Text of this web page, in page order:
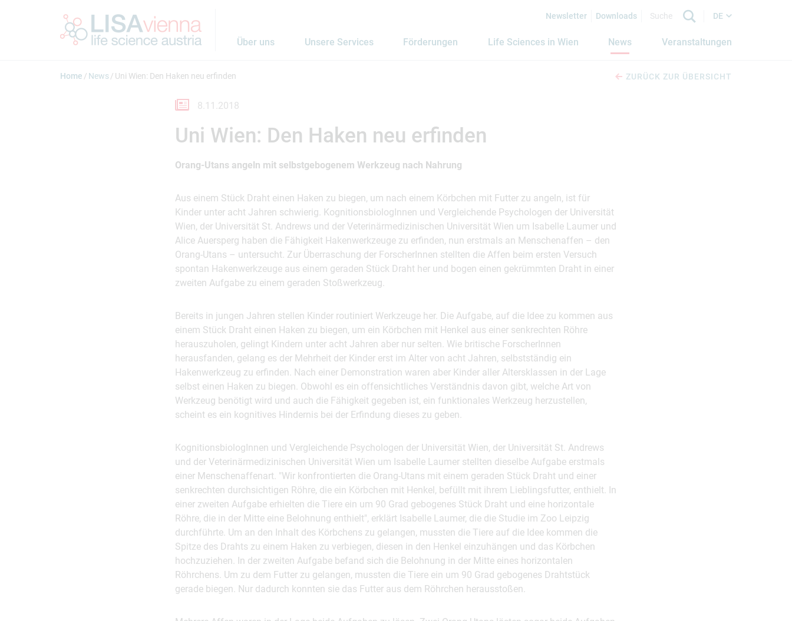
Newsletter Downloads DE
Über uns Unsere Services Förderungen Life Sciences in Wien News Veranstaltungen
Home News Uni Wien: Den Haken neu erfinden ZURÜCK ZUR ÜBERSICHT
8.11.2018
Uni Wien: Den Haken neu erfinden
Orang-Utans angeln mit selbstgebogenem Werkzeug nach Nahrung
Aus einem Stück Draht einen Haken zu biegen, um nach einem Körbchen mit Futter zu angeln, ist für
Kinder unter acht Jahren schwierig. KognitionsbiologInnen und Vergleichende Psychologen der Universität
Wien, der Universität St. Andrews und der Veterinärmedizinischen Universität Wien um Isabelle Laumer und
Alice Auersperg haben die Fähigkeit Hakenwerkzeuge zu erfinden, nun erstmals an Menschenaffen – den
Orang-Utans – untersucht. Zur Überraschung der ForscherInnen stellten die Affen beim ersten Versuch
spontan Hakenwerkzeuge aus einem geraden Stück Draht her und bogen einen gekrümmten Draht in einer
zweiten Aufgabe zu einem geraden Stoßwerkzeug.
Bereits in jungen Jahren stellen Kinder routiniert Werkzeuge her. Die Aufgabe, auf die Idee zu kommen aus
einem Stück Draht einen Haken zu biegen, um ein Körbchen mit Henkel aus einer senkrechten Röhre
herauszuholen, gelingt Kindern unter acht Jahren aber nur selten. Wie britische ForscherInnen
herausfanden, gelang es der Mehrheit der Kinder erst im Alter von acht Jahren, selbstständig ein
Hakenwerkzeug zu erfinden. Nach einer Demonstration waren aber Kinder aller Altersklassen in der Lage
selbst einen Haken zu biegen. Obwohl es ein offensichtliches Verständnis davon gibt, welche Art von
Werkzeug benötigt wird und auch die Fähigkeit gegeben ist, ein funktionales Werkzeug herzustellen,
scheint es ein kognitives Hindernis bei der Erfindung dieses zu geben.
KognitionsbiologInnen und Vergleichende Psychologen der Universität Wien, der Universität St. Andrews
und der Veterinärmedizinischen Universität Wien um Isabelle Laumer stellten dieselbe Aufgabe erstmals
einer Menschenaffenart. "Wir konfrontierten die Orang-Utans mit einem geraden Stück Draht und einer
senkrechten durchsichtigen Röhre, die ein Körbchen mit Henkel, befüllt mit ihrem Lieblingsfutter, enthielt. In
einer zweiten Aufgabe erhielten die Tiere ein um 90 Grad gebogenes Stück Draht und eine horizontale
Röhre, die in der Mitte eine Belohnung enthielt", erklärt Isabelle Laumer, die die Studie im Zoo Leipzig
durchführte. Um an den Inhalt des Körbchens zu gelangen, mussten die Tiere auf die Idee kommen die
Spitze des Drahts zu einem Haken zu verbiegen, diesen in den Henkel einzuhängen und das Körbchen
hochzuziehen. In der zweiten Aufgabe befand sich die Belohnung in der Mitte eines horizontalen
Röhrchens. Um zu dem Futter zu gelangen, mussten die Tiere ein um 90 Grad gebogenes Drahtstück
gerade biegen. Nur dadurch konnten sie das Futter aus dem Röhrchen herausstoßen.